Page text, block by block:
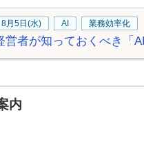
8月5日(水) AI 業務効率化
営者が知っておくべき「
内